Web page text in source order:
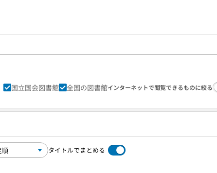
国立国会図書館 全国の図書館インターネットで閲覧できるものに絞る
タイトルでまとめる